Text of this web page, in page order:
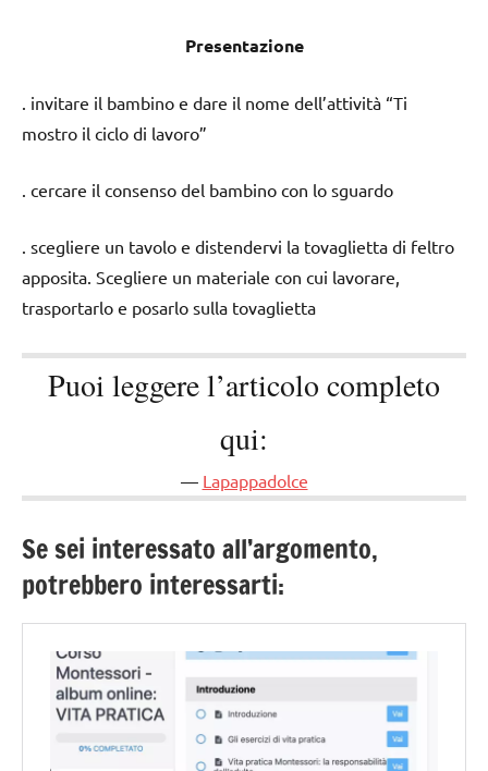
Presentazione
. invitare il bambino e dare il nome dell’attività “Ti
mostro il ciclo di lavoro”
. cercare il consenso del bambino con lo sguardo
. scegliere un tavolo e distendervi la tovaglietta di feltro
apposita. Scegliere un materiale con cui lavorare,
trasportarlo e posarlo sulla tovaglietta
Puoi leggere l’articolo completo
qui:
Lapappadolce
Se sei interessato all’argomento,
potrebbero interessarti: